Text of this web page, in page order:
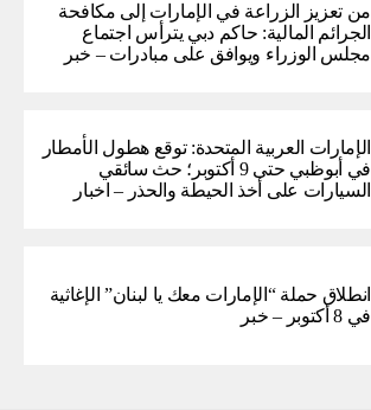
من تعزيز الزراعة في الإمارات إلى مكافحة
الجرائم المالية: حاكم دبي يترأس اجتماع
مجلس الوزراء ويوافق على مبادرات – خبر
الإمارات العربية المتحدة: توقع هطول الأمطار
في أبوظبي حتى 9 أكتوبر؛ حث سائقي
السيارات على أخذ الحيطة والحذر – اخبار
انطلاق حملة “الإمارات معك يا لبنان” الإغاثية
في 8 أكتوبر – خبر